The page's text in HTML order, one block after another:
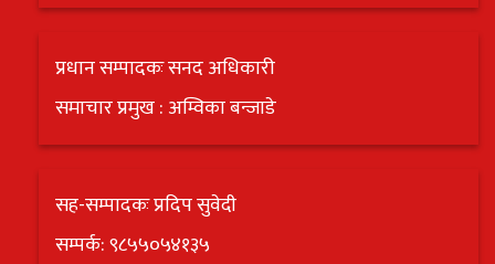
फोटो
ग्यालरी
भिडियो
प्रधान सम्पादकः सनद अधिकारी
समाचार प्रमुख : अम्विका बन्जाडे
सह-सम्पादकः प्रदिप सुवेदी
सम्पर्क: ९८५५०५४१३५